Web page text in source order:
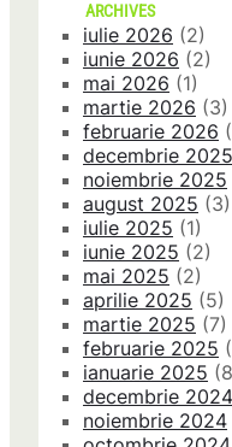
ARCHIVES
iulie 2026 (2)
iunie 2026 (2)
mai 2026 (1)
martie 2026 (3)
februarie 2026
decembrie 2025
noiembrie 2025
august 2025 (3)
iulie 2025 (1)
iunie 2025 (2)
mai 2025 (2)
aprilie 2025 (5)
martie 2025 (7)
februarie 2025
ianuarie 2025
decembrie 2024
noiembrie 2024